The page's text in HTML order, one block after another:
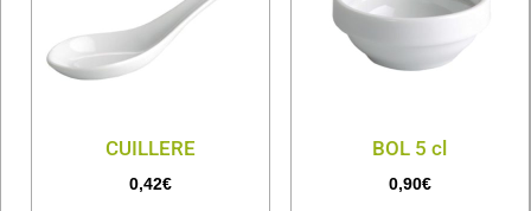
CUILLERE
0,42€
BOL 5 cl
0,90€